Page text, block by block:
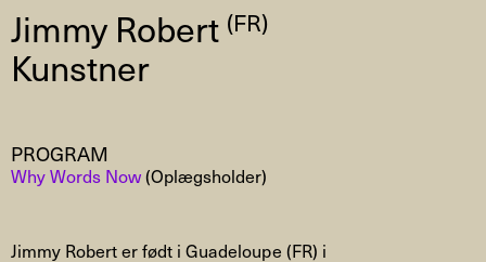
Jimmy Robert (FR)
Kunstner
PROGRAM
Why Words Now(Oplægsholder)
Jimmy Robert er født i Guadeloupe (FR) i